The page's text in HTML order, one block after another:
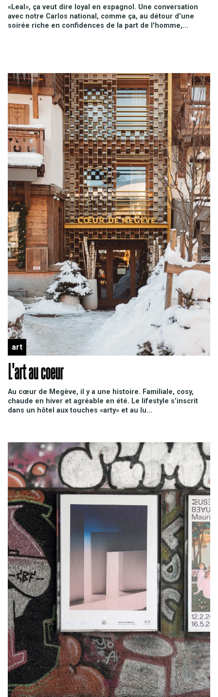
«Leal», ça veut dire loyal en espagnol. Une conversation
avec notre Carlos national, comme ça, au détour d'une
soirée riche en confidences de la part de l'homme,...
art
L'art au coeur
Au cœur de Megève, il y a une histoire. Familiale, cosy,
chaude en hiver et agréable en été. Le lifestyle s’inscrit
dans un hôtel aux touches «arty» et au lu...